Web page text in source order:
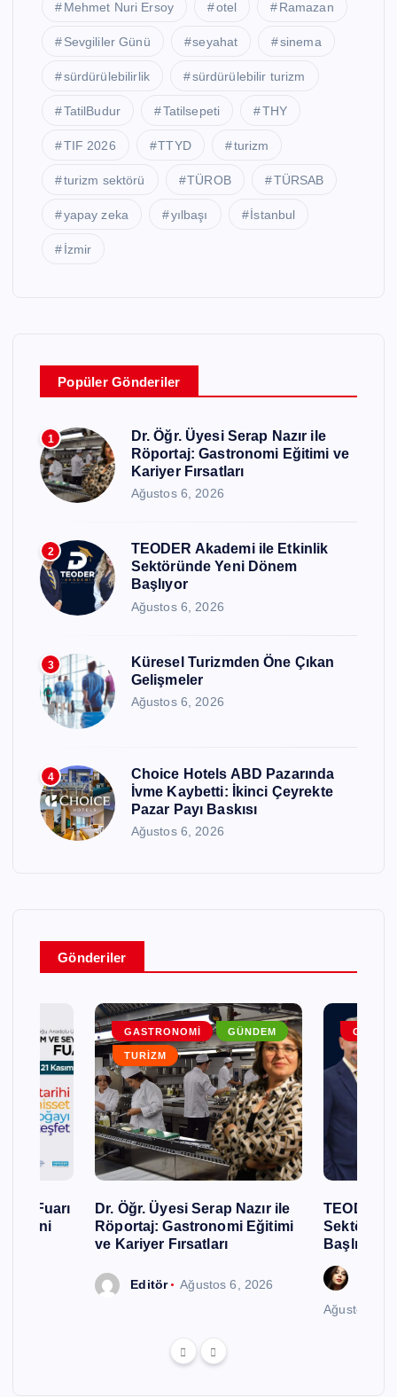
Mehmet Nuri Ersoy otel Ramazan
Sevgililer Günü seyahat sinema
sürdürülebilirlik sürdürülebilir turizm
TatilBudur Tatilsepeti THY
TIF 2026 TTYD turizm
turizm sektörü TÜROB TÜRSAB
yapay zeka yılbaşı İstanbul
İzmir
Popüler Gönderiler
1
Dr. Öğr. Üyesi Serap Nazır ile
Röportaj: Gastronomi Eğitimi ve
Kariyer Fırsatları
Ağustos 6, 2026
2
TEODER Akademi ile Etkinlik
Sektöründe Yeni Dönem
Başlıyor
Ağustos 6, 2026
3
Küresel Turizmden Öne Çıkan
Gelişmeler
Ağustos 6, 2026
4
Choice Hotels ABD Pazarında
İvme Kaybetti: İkinci Çeyrekte
Pazar Payı Baskısı
Ağustos 6, 2026
Gönderiler
Fuarı
GASTRONOMI GÜNDEM
TURIZM
Dr. Öğr. Üyesi Serap Nazır ile
Röportaj: Gastronomi Eğitimi
ve Kariyer Fırsatları
Editör Ağustos 6, 2026
GENEL
TEODER
Başlıyor
Ağustos 6,